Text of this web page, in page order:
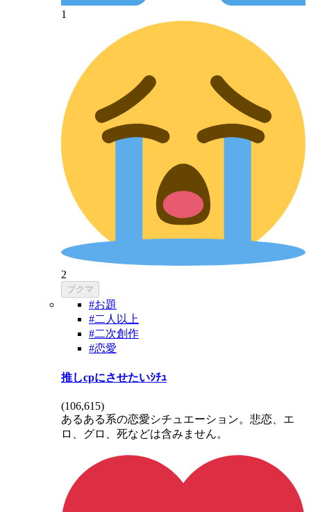
1
2
ブクマ
#お題
#二人以上
#二次創作
#恋愛
推しcpにさせたいｼﾁｭ
(106,615)
あるある系の恋愛シチュエーション。悲恋、エ
ロ、グロ、死などは含みません。